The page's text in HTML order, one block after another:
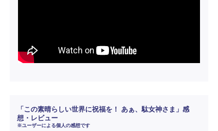
「この素晴らしい世界に祝福を！ あぁ、駄女神さま」感
想・レビュー
※ユーザーによる個人の感想です